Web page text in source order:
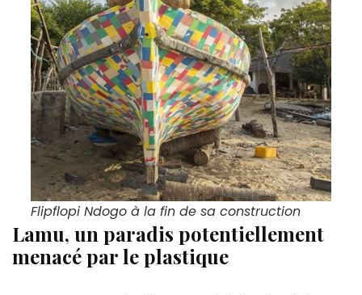
Flipflopi Ndogo à la fin de sa construction
Lamu, un paradis potentiellement
menacé par le plastique